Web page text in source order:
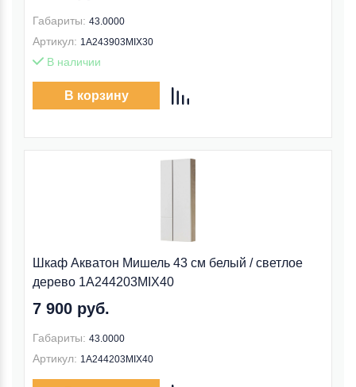
Габариты: 43.0000
Артикул: 1A243903MIX30
В наличии
В корзину
Шкаф Акватон Мишель 43 см белый / светлое
дерево 1A244203MIX40
7 900 руб.
Габариты: 43.0000
Артикул: 1A244203MIX40